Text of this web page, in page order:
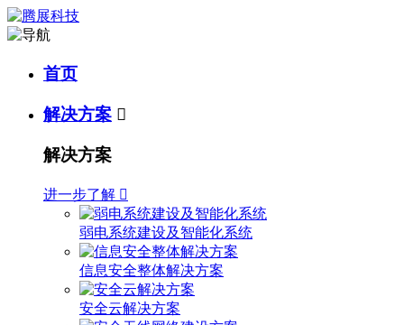
首页
解决方案 
解决方案
进一步了解 
弱电系统建设及智能化系统
信息安全整体解决方案
安全云解决方案